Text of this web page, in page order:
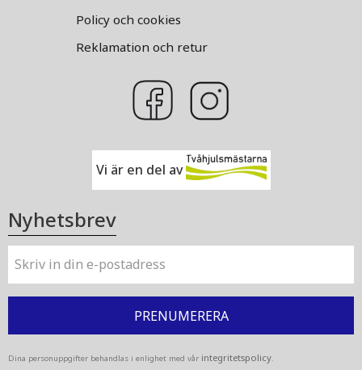
Policy och cookies
Reklamation och retur
Vi är en del av
Nyhetsbrev
PRENUMERERA
Dina personuppgifter behandlas i enlighet med vår integritetspolicy.